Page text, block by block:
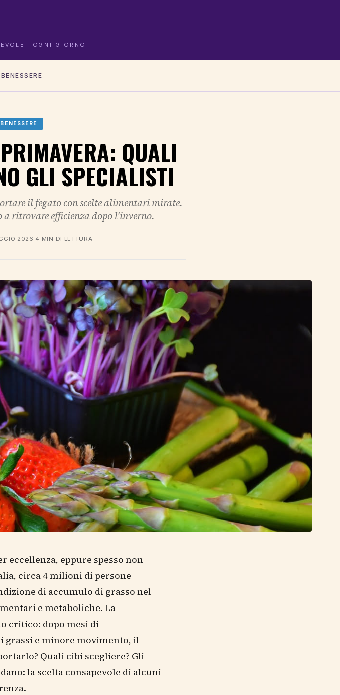
· OGNI GIORNO
QUALI
GLI SPECIALISTI
il fegato con scelte alimentari mirate.
ritrovare efficienza dopo l'inverno.
2026 ·4 MIN DI LETTURA
eccellenza, eppure spesso non
circa 4 milioni di persone
di accumulo di grasso nel
e metaboliche. La
critico: dopo mesi di
grassi e minore movimento, il
Quali cibi scegliere? Gli
la scelta consapevole di alcuni